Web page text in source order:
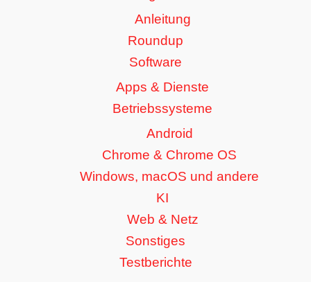
Anleitung
Roundup
Software
Apps & Dienste
Betriebssysteme
Android
Chrome & Chrome OS
Windows, macOS und andere
KI
Web & Netz
Sonstiges
Testberichte